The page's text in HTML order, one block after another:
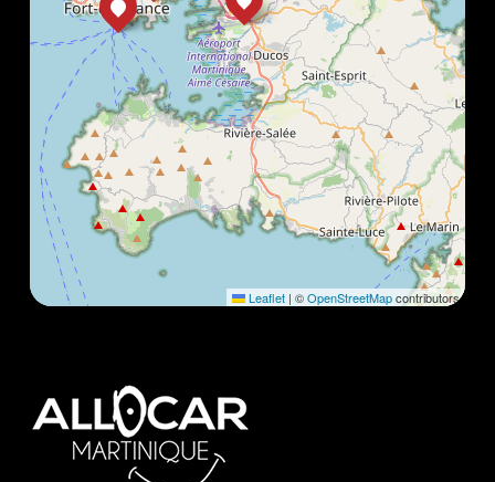
Leaflet | ©OpenStreetMapcontributors